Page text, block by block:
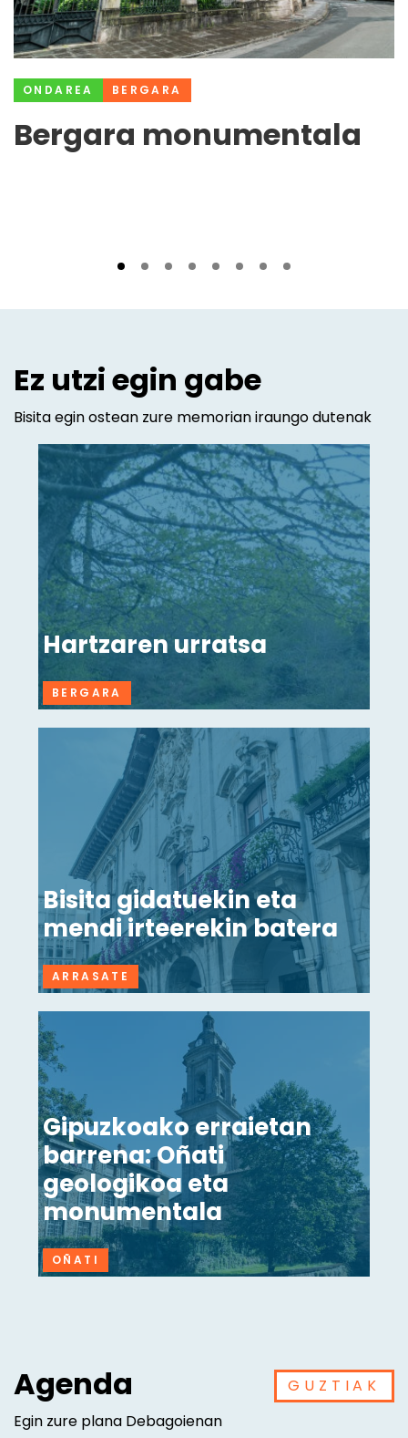
ONDAREA BERGARA
Bergara monumentala
Ez utzi egin gabe
Bisita egin ostean zure memorian iraungo dutenak
Hartzaren urratsa
BERGARA
Bisita gidatuekin eta
mendi irteerekin batera
ARRASATE
Gipuzkoako erraietan
barrena: Oñati
geologikoa eta
monumentala
OÑATI
Agenda
Egin zure plana Debagoienan
GUZTIAK